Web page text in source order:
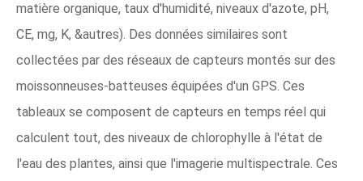
matière organique, taux d'humidité, niveaux d'azote, pH,
CE, mg, K, &autres). Des données similaires sont
collectées par des réseaux de capteurs montés sur des
moissonneuses-batteuses équipées d'un GPS. Ces
tableaux se composent de capteurs en temps réel qui
calculent tout, des niveaux de chlorophylle à l'état de
l'eau des plantes, ainsi que l'imagerie multispectrale. Ces